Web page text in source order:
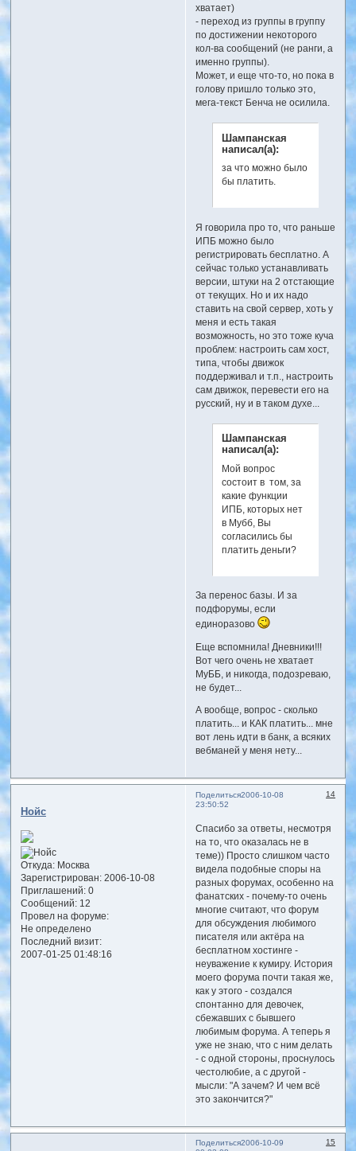
хватает)
- переход из группы в группу
по достижении некоторого
кол-ва сообщений (не ранги, а
именно группы).
Может, и еще что-то, но пока в
голову пришло только это,
мега-текст Бенча не осилила.
Шампанская
написал(а):
за что можно было
бы платить.
Я говорила про то, что раньше
ИПБ можно было
регистрировать бесплатно. А
сейчас только устанавливать
версии, штуки на 2 отстающие
от текущих. Но и их надо
ставить на свой сервер, хоть у
меня и есть такая
возможность, но это тоже куча
проблем: настроить сам хост,
типа, чтобы движок
поддерживал и т.п., настроить
сам движок, перевести его на
русский, ну и в таком духе...
Шампанская
написал(а):
Мой вопрос
состоит в том, за
какие функции
ИПБ, которых нет
в Мубб, Вы
согласились бы
платить деньги?
За перенос базы. И за
подфорумы, если
единоразово
Еще вспомнила! Дневники!!!
Вот чего очень не хватает
МуББ, и никогда, подозреваю,
не будет...
А вообще, вопрос - сколько
платить... и КАК платить... мне
вот лень идти в банк, а всяких
вебманей у меня нету...
Поделиться 14
2006-10-08
23:50:52
Нойс
Откуда:Москва
Зарегистрирован: 2006-10-08
Приглашений:0
Сообщений:12
Провел на форуме:
Не определено
Последний визит:
2007-01-25 01:48:16
Спасибо за ответы, несмотря
на то, что оказалась не в
теме)) Просто слишком часто
видела подобные споры на
разных форумах, особенно на
фанатских - почему-то очень
многие считают, что форум
для обсуждения любимого
писателя или актёра на
бесплатном хостинге -
неуважение к кумиру. История
моего форума почти такая же,
как у этого - создался
спонтанно для девочек,
сбежавших с бывшего
любимым форума. А теперь я
уже не знаю, что с ним делать
- с одной стороны, проснулось
честолюбие, а с другой -
мысли: "А зачем? И чем всё
это закончится?"
Поделиться 15
2006-10-09